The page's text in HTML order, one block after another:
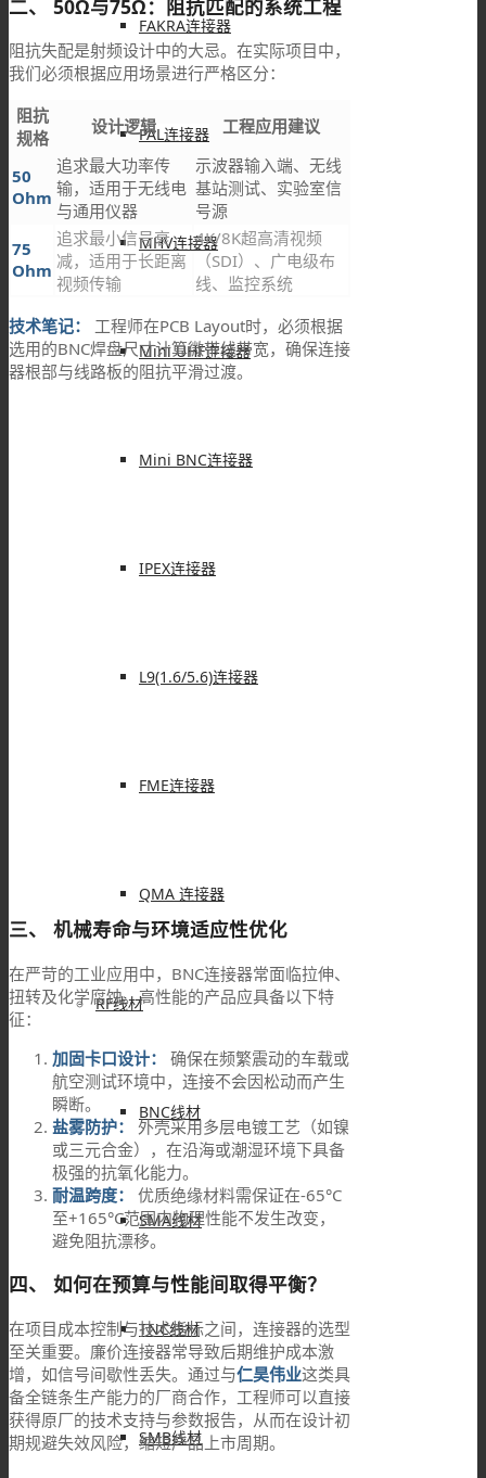
FAKRA连接器
PAL连接器
MHV连接器
Mini UHF连接器
Mini BNC连接器
IPEX连接器
L9(1.6/5.6)连接器
FME连接器
QMA 连接器
RF线材
BNC线材
SMA线材
TNC线材
SMB线材
二、 50Ω与75Ω：阻抗匹配的系统工程
阻抗失配是射频设计中的大忌。在实际项目中，
我们必须根据应用场景进行严格区分：
阻抗
规格
设计逻辑 工程应用建议
50
Ohm
追求最大功率传
输，适用于无线电
与通用仪器
示波器输入端、无线
基站测试、实验室信
号源
75
Ohm
追求最小信号衰
减，适用于长距离
视频传输
4K/8K超高清视频
（SDI）、广电级布
线、监控系统
技术笔记：
工程师在PCB Layout时，必须根据
选用的BNC焊盘尺寸计算微带线带宽，确保连接
器根部与线路板的阻抗平滑过渡。
三、 机械寿命与环境适应性优化
在严苛的工业应用中，BNC连接器常面临拉伸、
扭转及化学腐蚀。高性能的产品应具备以下特
征：
加固卡口设计：
确保在频繁震动的车载或
航空测试环境中，连接不会因松动而产生
瞬断。
盐雾防护：
外壳采用多层电镀工艺（如镍
或三元合金），在沿海或潮湿环境下具备
极强的抗氧化能力。
耐温跨度：
优质绝缘材料需保证在-65°C
至+165°C范围内物理性能不发生改变，
避免阻抗漂移。
四、 如何在预算与性能间取得平衡？
在项目成本控制与技术指标之间，连接器的选型
至关重要。廉价连接器常导致后期维护成本激
增，如信号间歇性丢失。通过与仁昊伟业这类具
备全链条生产能力的厂商合作，工程师可以直接
获得原厂的技术支持与参数报告，从而在设计初
期规避失效风险，缩短产品上市周期。